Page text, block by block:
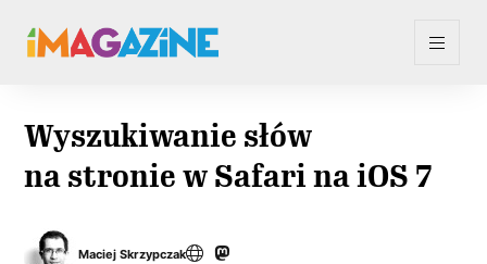
Wyszukiwanie słów
na stronie w Safari na iOS 7
Maciej Skrzypczak